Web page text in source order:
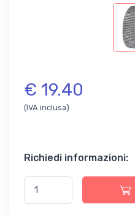
€ 19.40
(IVA inclusa)
Richiedi informazioni: